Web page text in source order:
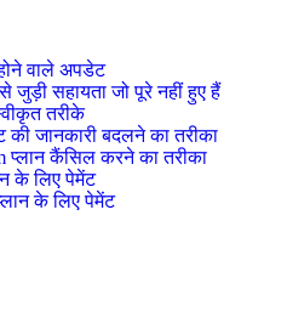
वाले अपडेट
जुड़ी सहायता जो पूरे नहीं हुए हैं
तरीके
की जानकारी बदलने का तरीका
प्लान कैंसिल करने का तरीका
के लिए पेमेंट
के लिए पेमेंट